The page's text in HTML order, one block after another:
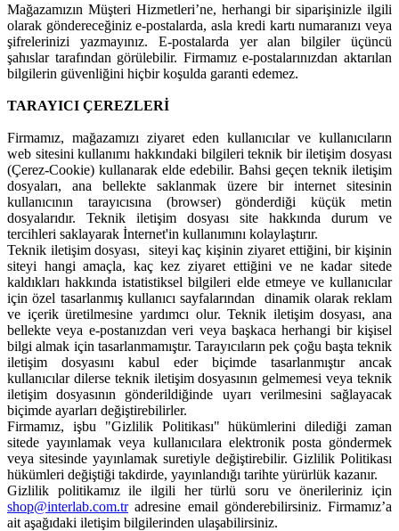
Mağazamızın Müşteri Hizmetleri’ne, herhangi bir siparişinizle ilgili
olarak göndereceğiniz e-postalarda, asla kredi kartı numaranızı veya
şifrelerinizi yazmayınız. E-postalarda yer alan bilgiler üçüncü
şahıslar tarafından görülebilir. Firmamız e-postalarınızdan aktarılan
bilgilerin güvenliğini hiçbir koşulda garanti edemez.
TARAYICI ÇEREZLERİ
Firmamız, mağazamızı ziyaret eden kullanıcılar ve kullanıcıların
web sitesini kullanımı hakkındaki bilgileri teknik bir iletişim dosyası
(Çerez-Cookie) kullanarak elde edebilir. Bahsi geçen teknik iletişim
dosyaları, ana bellekte saklanmak üzere bir internet sitesinin
kullanıcının tarayıcısına (browser) gönderdiği küçük metin
dosyalarıdır. Teknik iletişim dosyası site hakkında durum ve
tercihleri saklayarak İnternet'in kullanımını kolaylaştırır.
Teknik iletişim dosyası, siteyi kaç kişinin ziyaret ettiğini, bir kişinin
siteyi hangi amaçla, kaç kez ziyaret ettiğini ve ne kadar sitede
kaldıkları hakkında istatistiksel bilgileri elde etmeye ve kullanıcılar
için özel tasarlanmış kullanıcı sayfalarından dinamik olarak reklam
ve içerik üretilmesine yardımcı olur. Teknik iletişim dosyası, ana
bellekte veya e-postanızdan veri veya başkaca herhangi bir kişisel
bilgi almak için tasarlanmamıştır. Tarayıcıların pek çoğu başta teknik
iletişim dosyasını kabul eder biçimde tasarlanmıştır ancak
kullanıcılar dilerse teknik iletişim dosyasının gelmemesi veya teknik
iletişim dosyasının gönderildiğinde uyarı verilmesini sağlayacak
biçimde ayarları değiştirebilirler.
Firmamız, işbu "Gizlilik Politikası" hükümlerini dilediği zaman
sitede yayınlamak veya kullanıcılara elektronik posta göndermek
veya sitesinde yayınlamak suretiyle değiştirebilir. Gizlilik Politikası
hükümleri değiştiği takdirde, yayınlandığı tarihte yürürlük kazanır.
Gizlilik politikamız ile ilgili her türlü soru ve önerileriniz için
shop@interlab.com.tradresine email gönderebilirsiniz. Firmamız’a
ait aşağıdaki iletişim bilgilerinden ulaşabilirsiniz.